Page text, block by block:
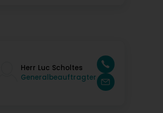
Herr Luc Scholtes
Generalbeauftragter